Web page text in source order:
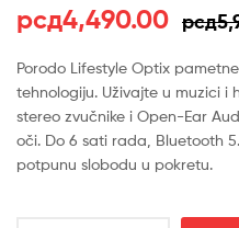
рсд
Оригинална
цена
је
била:
рсд4,490.00
Тренутна
цена
је:
рсд4,490.00.
Porodo Lifestyle Optix
tehnologiju. Uživajte u muzici i
stereo zvučnike i Open-Ear
oči. Do 6 sati rada, Bluetooth
potpunu slobodu u pokretu.